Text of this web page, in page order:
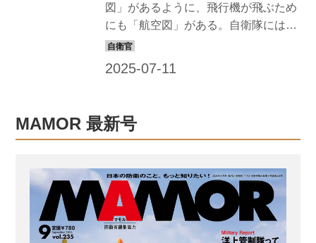
図」があるように、飛行機が飛ぶため
にも「航空図」がある。自衛隊にはこ
の航空図を作成する専門の部隊があ
便利だと重宝されている「航空路図
誌」があるが、この役割や魅力につい
イロットの津野氏に聞いてみた。 【津
野拓士氏】 第一工科大学航空工学部准
教授。海上自衛隊でP-3Cの機長などを
務め、退職後に民間の航空会社のパイ
ロットを経た後、現職に就く 全国の飛
MAMOR 最新号